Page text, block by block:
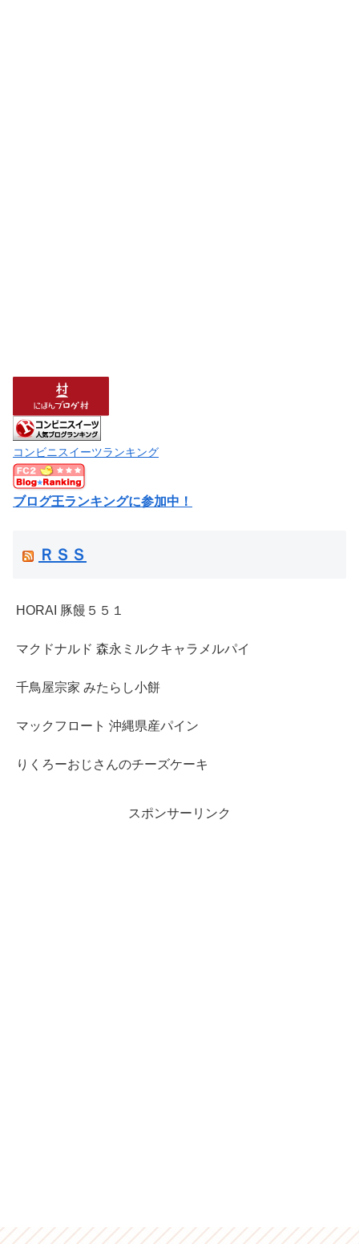
コンビニスイーツランキング
ブログ王ランキングに参加中！
ＲＳＳ
HORAI 豚饅５５１
マクドナルド 森永ミルクキャラメルパイ
千鳥屋宗家 みたらし小餅
マックフロート 沖縄県産パイン
りくろーおじさんのチーズケーキ
スポンサーリンク